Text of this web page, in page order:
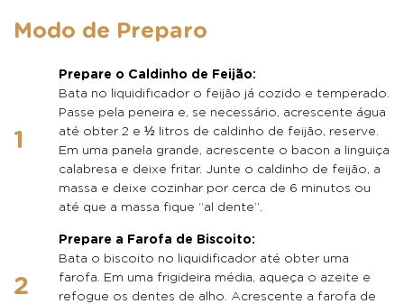
Modo de Preparo
Prepare o Caldinho de Feijão:
Bata no liquidificador o feijão já cozido e temperado.
Passe pela peneira e, se necessário, acrescente água
até obter 2 e ½ litros de caldinho de feijão, reserve.
Em uma panela grande, acrescente o bacon a linguiça
calabresa e deixe fritar. Junte o caldinho de feijão, a
massa e deixe cozinhar por cerca de 6 minutos ou
até que a massa fique “al dente”.
Prepare a Farofa de Biscoito:
Bata o biscoito no liquidificador até obter uma
farofa. Em uma frigideira média, aqueça o azeite e
refogue os dentes de alho. Acrescente a farofa de